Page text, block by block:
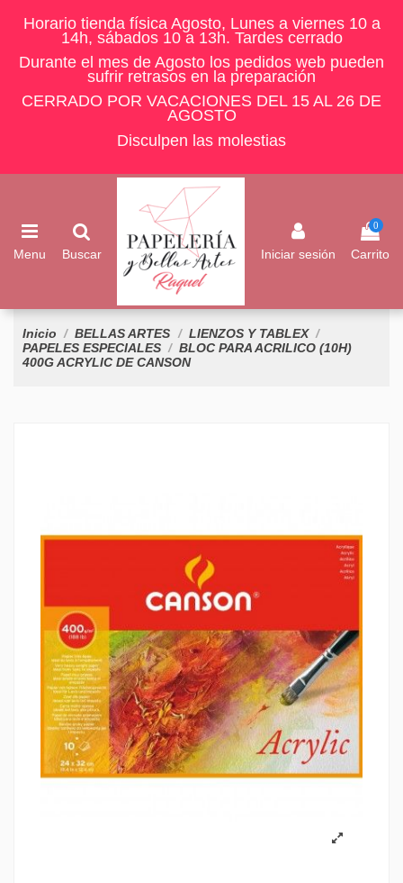
Horario tienda física Agosto, Lunes a viernes 10 a
14h, sábados 10 a 13h. Tardes cerrado
Durante el mes de Agosto los pedidos web pueden
sufrir retrasos en la preparación
CERRADO POR VACACIONES DEL 15 AL 26 DE
AGOSTO
Disculpen las molestias
Menu Buscar Iniciar sesión
0
Carrito
Inicio BELLAS ARTES
LIENZOS Y TABLEX
PAPELES ESPECIALES
BLOC PARA ACRILICO (10H)
400G ACRYLIC DE CANSON